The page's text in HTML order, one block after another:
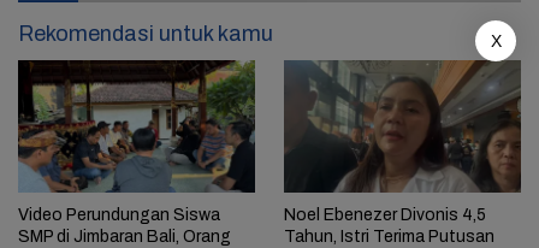
Rekomendasi untuk kamu
Video Perundungan Siswa
SMP di Jimbaran Bali, Orang
Noel Ebenezer Divonis 4,5
Tahun, Istri Terima Putusan
X